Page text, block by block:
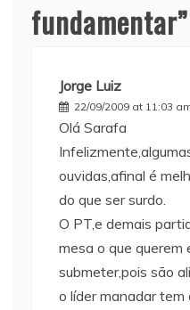
fundamentar”
Jorge Luiz
22/09/2009 at 11:03
Olá Sarafa
ouvidas,afinal é
do que ser surdo.
O PT,e demais
mesa o que querem
submeter,pois são
o líder manadar tem